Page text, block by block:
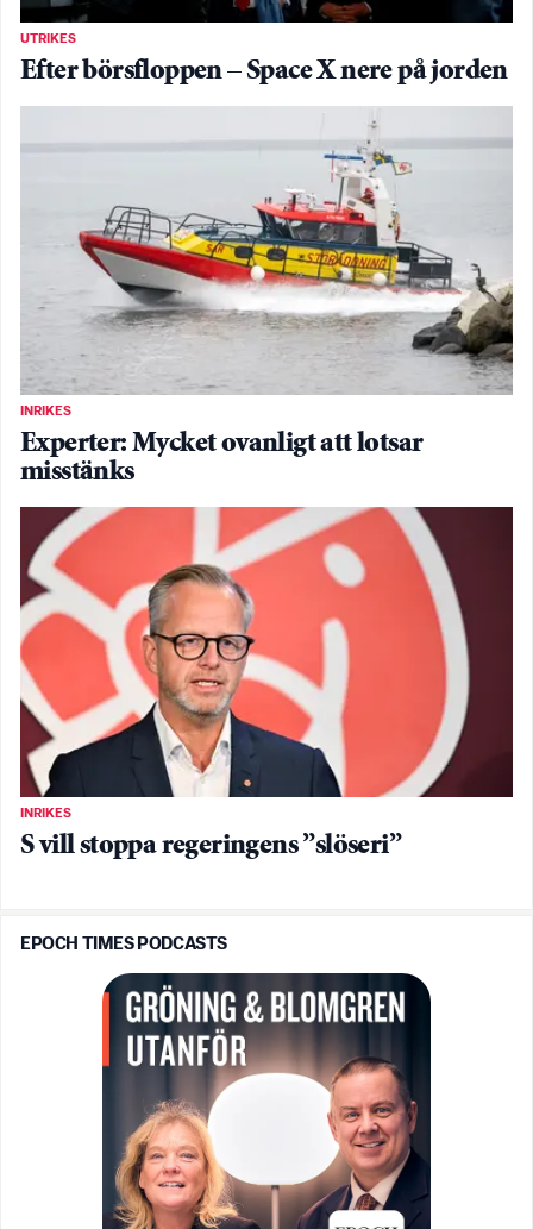
UTRIKES
Efter börsfloppen – Space X nere på jorden
INRIKES
Experter: Mycket ovanligt att lotsar
misstänks
INRIKES
S vill stoppa regeringens ”slöseri”
EPOCH TIMES PODCASTS